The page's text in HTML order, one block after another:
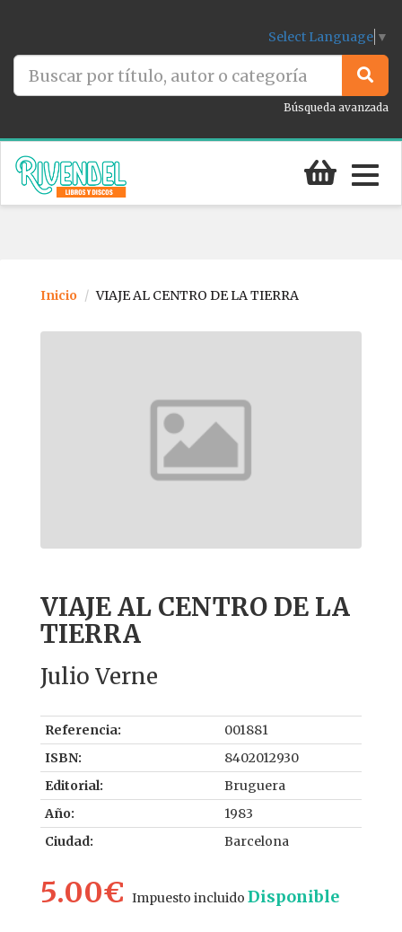
Select Language ▼
Búsqueda avanzada
Inicio VIAJE AL CENTRO DE LA TIERRA
VIAJE AL CENTRO DE LA
TIERRA
Julio Verne
Referencia:
001881
ISBN:
8402012930
Editorial:
Bruguera
Año:
1983
Ciudad:
Barcelona
5.00€ Impuesto incluido Disponible